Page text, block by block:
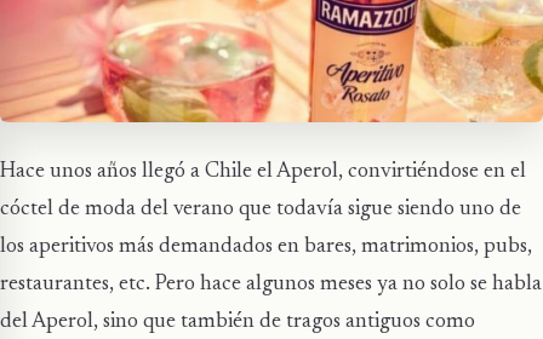
Hace unos años llegó a Chile el Aperol, convirtiéndose en el
cóctel de moda del verano que todavía sigue siendo uno de
los aperitivos más demandados en bares, matrimonios, pubs,
restaurantes, etc. Pero hace algunos meses ya no solo se habla
del Aperol, sino que también de tragos antiguos como